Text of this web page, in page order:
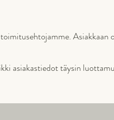
asiakastiedot täysin